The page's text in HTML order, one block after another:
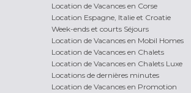
Location de Vacances en Corse
Location Espagne, Italie et Croatie
Week-ends et courts Séjours
Location de Vacances en Mobil Homes
Location de Vacances en Chalets
Location de Vacances en Chalets Luxe
Locations de dernières minutes
Location de Vacances en Promotion